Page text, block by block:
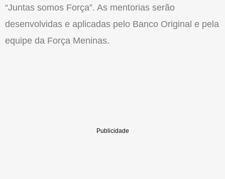
“Juntas somos Força”. As mentorias serão
desenvolvidas e aplicadas pelo Banco Original e pela
equipe da Força Meninas.